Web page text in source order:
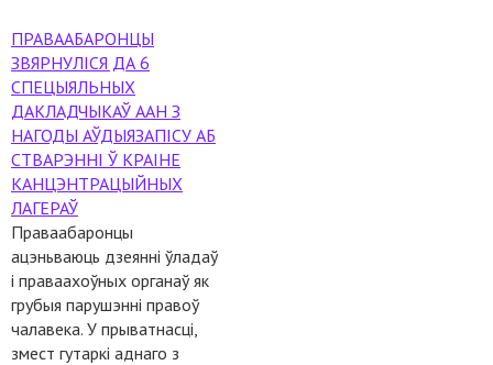
ПРАВААБАРОНЦЫ
ЗВЯРНУЛІСЯ ДА 6
СПЕЦЫЯЛЬНЫХ
ДАКЛАДЧЫКАЎ ААН З
НАГОДЫ АЎДЫЯЗАПІСУ АБ
СТВАРЭННІ Ў КРАІНЕ
КАНЦЭНТРАЦЫЙНЫХ
ЛАГЕРАЎ
Праваабаронцы
ацэньваюць дзеянні ўладаў
і праваахоўных органаў як
грубыя парушэнні правоў
чалавека. У прыватнасці,
змест гутаркі аднаго з